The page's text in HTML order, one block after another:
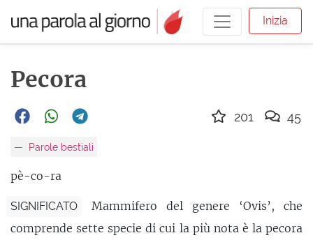
Inizia
Pecora
Parole bestiali
pè-co-ra
SIGNIFICATO
Mammifero del genere ‘Ovis’, che
comprende sette specie di cui la più nota è la pecora
201 45